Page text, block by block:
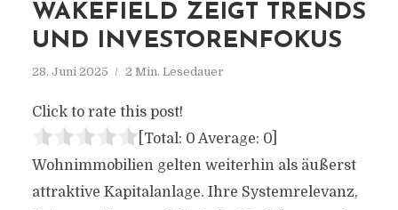
WAKEFIELD ZEIGT TRENDS
UND INVESTORENFOKUS
28. Juni 2025 2 Min. Lesedauer
Click to rate this post!
[Total: 0 Average: 0]
Wohnimmobilien gelten weiterhin als äußerst
attraktive Kapitalanlage. Ihre Systemrelevanz,